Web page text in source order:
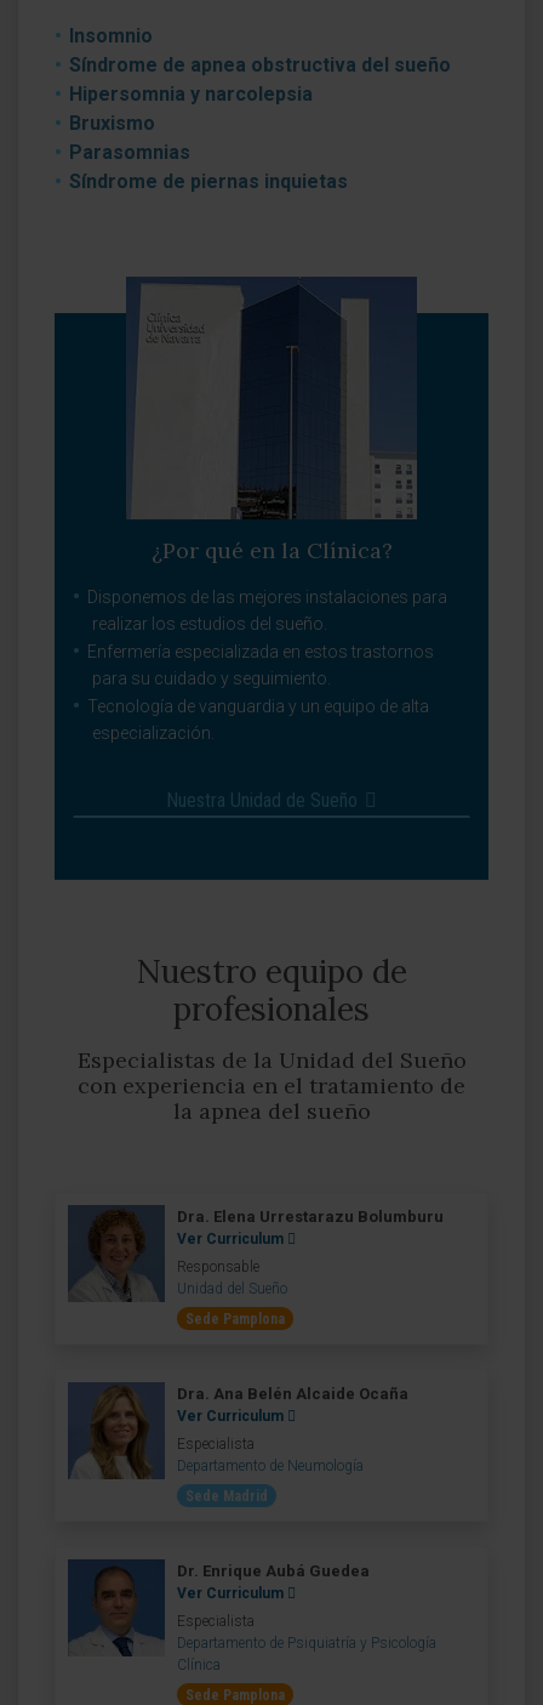
Insomnio
Síndrome de apnea obstructiva del sueño
Hipersomnia y narcolepsia
Bruxismo
Parasomnias
Síndrome de piernas inquietas
¿Por qué en la Clínica?
Disponemos de las mejores instalaciones para
realizar los estudios del sueño.
Enfermería especializada en estos trastornos
para su cuidado y seguimiento.
Tecnología de vanguardia y un equipo de alta
especialización.
Nuestra Unidad de Sueño
Nuestro equipo de
profesionales
Especialistas de la Unidad del Sueño
con experiencia en el tratamiento de
la apnea del sueño
Dra. Elena Urrestarazu Bolumburu
Ver Curriculum
Responsable
Unidad del Sueño
Sede Pamplona
Dra. Ana Belén Alcaide Ocaña
Ver Curriculum
Especialista
Departamento de Neumología
Sede Madrid
Dr. Enrique Aubá Guedea
Ver Curriculum
Especialista
Departamento de Psiquiatría y Psicología
Clínica
Sede Pamplona